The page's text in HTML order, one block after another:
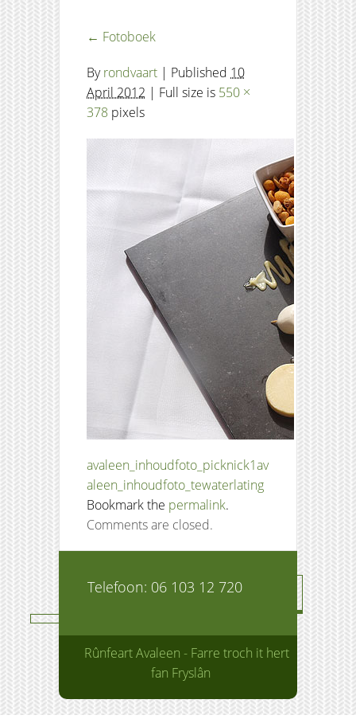
← Fotoboek
Byrondvaart | Published 10
April 2012 | Full size is 550 ×
378 pixels
avaleen_inhoudfoto_picknick1av
aleen_inhoudfoto_tewaterlating
Bookmark the permalink.
Comments are closed.
Telefoon: 06 103 12 720
Rûnfeart Avaleen - Farre troch it hert
fan Fryslân